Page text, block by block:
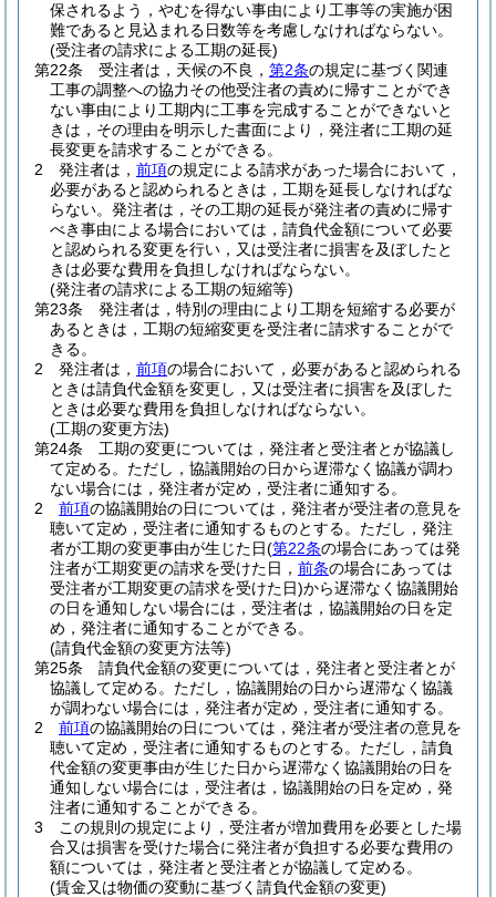
保されるよう，やむを得ない事由により工事等の実施が困
難であると見込まれる日数等を考慮しなければならない。
(受注者の請求による工期の延長)
第22条
受注者は，天候の不良， 第2条の規定に基づく関連
工事の調整への協力その他受注者の責めに帰すことができ
ない事由により工期内に工事を完成することができないと
きは，その理由を明示した書面により，発注者に工期の延
長変更を請求することができる。
2
発注者は， 前項の規定による請求があった場合において，
必要があると認められるときは，工期を延長しなければな
らない。 発注者は，その工期の延長が発注者の責めに帰す
べき事由による場合においては，請負代金額について必要
と認められる変更を行い，又は受注者に損害を及ぼしたと
きは必要な費用を負担しなければならない。
(発注者の請求による工期の短縮等)
第23条
発注者は，特別の理由により工期を短縮する必要が
あるときは，工期の短縮変更を受注者に請求することがで
きる。
2
発注者は， 前項の場合において，必要があると認められる
ときは請負代金額を変更し，又は受注者に損害を及ぼした
ときは必要な費用を負担しなければならない。
(工期の変更方法)
第24条
工期の変更については，発注者と受注者とが協議し
て定める。 ただし，協議開始の日から遅滞なく協議が調わ
ない場合には，発注者が定め，受注者に通知する。
2
前項の協議開始の日については，発注者が受注者の意見を
聴いて定め，受注者に通知するものとする。 ただし，発注
者が工期の変更事由が生じた日(第22条の場合にあっては発
注者が工期変更の請求を受けた日， 前条の場合にあっては
受注者が工期変更の請求を受けた日)から遅滞なく協議開始
の日を通知しない場合には，受注者は，協議開始の日を定
め，発注者に通知することができる。
(請負代金額の変更方法等)
第25条
請負代金額の変更については，発注者と受注者とが
協議して定める。 ただし，協議開始の日から遅滞なく協議
が調わない場合には，発注者が定め，受注者に通知する。
2
前項の協議開始の日については，発注者が受注者の意見を
聴いて定め，受注者に通知するものとする。 ただし，請負
代金額の変更事由が生じた日から遅滞なく協議開始の日を
通知しない場合には，受注者は，協議開始の日を定め，発
注者に通知することができる。
3
この規則の規定により，受注者が増加費用を必要とした場
合又は損害を受けた場合に発注者が負担する必要な費用の
額については，発注者と受注者とが協議して定める。
(賃金又は物価の変動に基づく請負代金額の変更)